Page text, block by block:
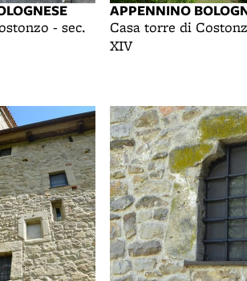
- sec.
APPENNINO
Casa torre di
XIV